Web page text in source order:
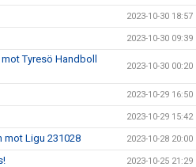
2023-10-30 18:57
2023-10-30 09:39
Tyresö Handboll
2023-10-30 00:20
2023-10-29 16:50
2023-10-29 15:42
mot Ligu 231028 2023-10-28 20:00
2023-10-25 21:29